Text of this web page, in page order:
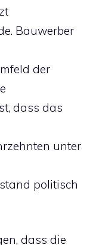
Bauwerber
der
dass das
unter
politisch
dass die